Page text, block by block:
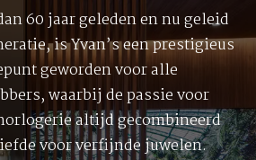
60 jaar geleden en nu geleid
is Yvan’s een prestigieus
geworden voor alle
waarbij de passie voor
altijd gecombineerd
voor verfijnde juwelen.